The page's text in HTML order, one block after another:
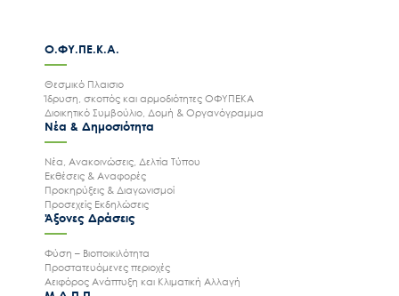
Ο.ΦΥ.ΠΕ.Κ.Α.
Θεσμικό Πλαισιο
Ίδρυση, σκοπός και αρμοδιότητες ΟΦΥΠΕΚΑ
Διοικητικό Συμβούλιο, Δομή & Οργανόγραμμα
Νέα & Δημοσιότητα
Νέα, Ανακοινώσεις, Δελτία Τύπου
Εκθέσεις & Αναφορές
Προκηρύξεις & Διαγωνισμοί
Προσεχείς Εκδηλώσεις
Άξονες Δράσεις
Φύση – Βιοποικιλότητα
Προστατευόμενες περιοχές
Αειφόρος Ανάπτυξη και Κλιματική Αλλαγή